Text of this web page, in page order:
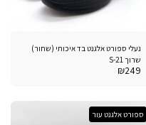
נעלי ספורט אלגנט בד איכותי (שחור)
שרוך S-21
₪249
ספורט אלגנט עור